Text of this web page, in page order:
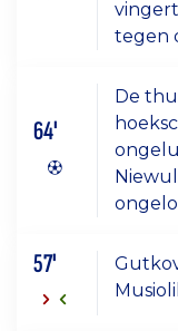
tegen
64'
De
57'